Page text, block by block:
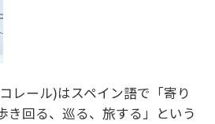
レール)はスペイン語で「寄り
き回る、巡る、旅する」という